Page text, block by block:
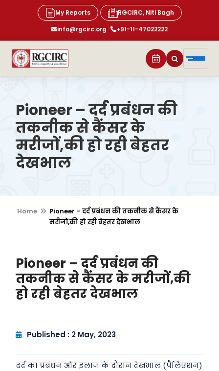
My Reports
RGCIRC, Niti Bagh
info@rgcirc.org
+91-11-47022222
Pioneer – दर्द प्रबंधन की
तकनीक से कैंसर के
मरीजों,की हो रही बेहतर
देखभाल
Home
Pioneer – दर्द प्रबंधन की तकनीक से कैंसर के
मरीजों,की हो रही बेहतर देखभाल
Pioneer – दर्द प्रबंधन की
तकनीक से कैंसर के मरीजों,की
हो रही बेहतर देखभाल
Published : 2 May, 2023
दर्द का प्रबंधन और इलाज के दौरान देखभाल (पैलिएशन)